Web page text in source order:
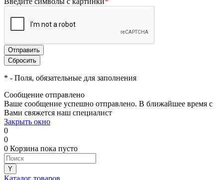
* - Поля, обязательные для заполнения
Сообщение отправлено
Ваше сообщение успешно отправлено. В ближайшее время с
Вами свяжется наш специалист
Закрыть окно
0
0
0 Корзина пока пусто
Каталог товаров